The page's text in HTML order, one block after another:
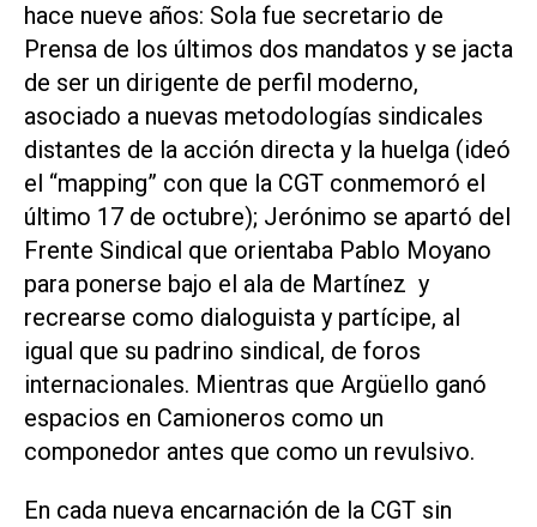
hace nueve años: Sola fue secretario de
Prensa de los últimos dos mandatos y se jacta
de ser un dirigente de perfil moderno,
asociado a nuevas metodologías sindicales
distantes de la acción directa y la huelga (ideó
el “mapping” con que la CGT conmemoró el
último 17 de octubre); Jerónimo se apartó del
Frente Sindical que orientaba Pablo Moyano
para ponerse bajo el ala de Martínez y
recrearse como dialoguista y partícipe, al
igual que su padrino sindical, de foros
internacionales. Mientras que Argüello ganó
espacios en Camioneros como un
componedor antes que como un revulsivo.
En cada nueva encarnación de la CGT sin